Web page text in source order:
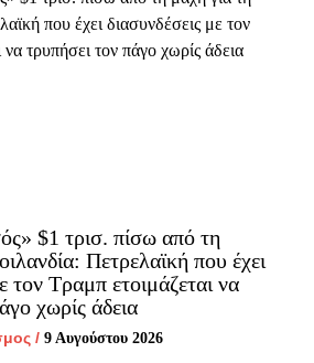
$1 τρισ. πίσω από τη
Πετρελαϊκή που έχει
τον Τραμπ ετοιμάζεται να
χωρίς άδεια
/ 9 Αυγούστου 2026